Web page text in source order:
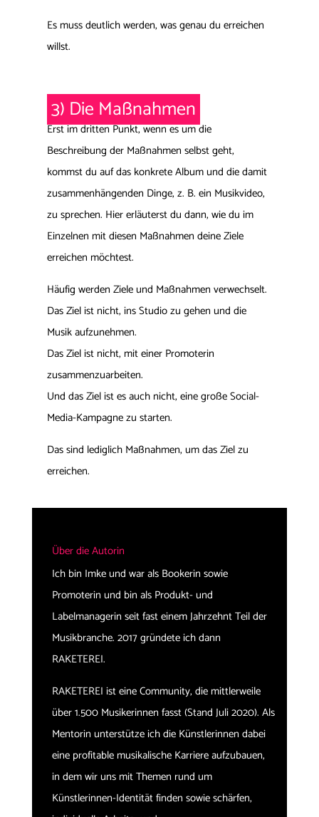
Es muss deutlich werden, was genau du erreichen
willst.
3) Die Maßnahmen
Erst im dritten Punkt, wenn es um die
Beschreibung der Maßnahmen selbst geht,
kommst du auf das konkrete Album und die damit
zusammenhängenden Dinge, z. B. ein Musikvideo,
zu sprechen. Hier erläuterst du dann, wie du im
Einzelnen mit diesen Maßnahmen deine Ziele
erreichen möchtest.
Häufig werden Ziele und Maßnahmen verwechselt.
Das Ziel ist nicht, ins Studio zu gehen und die
Musik aufzunehmen.
Das Ziel ist nicht, mit einer Promoterin
zusammenzuarbeiten.
Und das Ziel ist es auch nicht, eine große Social-
Media-Kampagne zu starten.
Das sind lediglich Maßnahmen, um das Ziel zu
erreichen.
Über die Autorin
Ich bin Imke und war als Bookerin sowie
Promoterin und bin als Produkt- und
Labelmanagerin seit fast einem Jahrzehnt Teil der
Musikbranche. 2017 gründete ich dann
RAKETEREI.
RAKETEREI ist eine Community, die mittlerweile
über 1.500 Musikerinnen fasst (Stand Juli 2020). Als
Mentorin unterstütze ich die Künstlerinnen dabei
eine profitable musikalische Karriere aufzubauen,
in dem wir uns mit Themen rund um
Künstlerinnen-Identität finden sowie schärfen,